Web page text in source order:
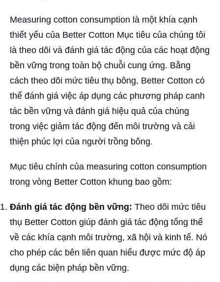
Measuring cotton consumption là một khía cạnh
thiết yếu của Better Cotton Mục tiêu của chúng tôi
là theo dõi và đánh giá tác động của các hoạt động
bền vững trong toàn bộ chuỗi cung ứng. Bằng
cách theo dõi mức tiêu thụ bông, Better Cotton có
thể đánh giá việc áp dụng các phương pháp canh
tác bền vững và đánh giá hiệu quả của chúng
trong việc giảm tác động đến môi trường và cải
thiện phúc lợi của người trồng bông.
Mục tiêu chính của measuring cotton consumption
trong vòng Better Cotton khung bao gồm:
Đánh giá tác động bền vững: Theo dõi mức tiêu
thụ Better Cotton giúp đánh giá tác động tổng thể
về các khía cạnh môi trường, xã hội và kinh tế. Nó
cho phép các bên liên quan hiểu được mức độ áp
dụng các biện pháp bền vững.